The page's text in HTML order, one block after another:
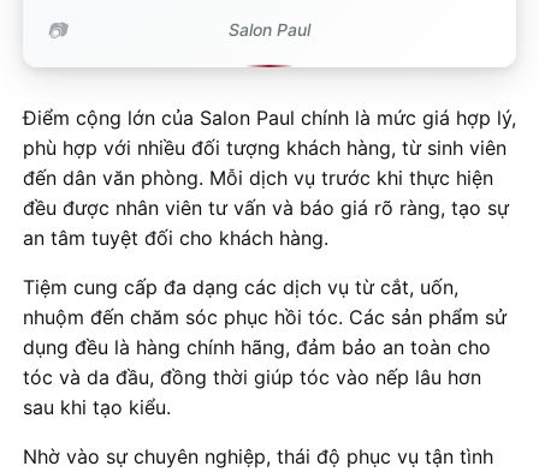
Salon Paul
Điểm cộng lớn của Salon Paul chính là mức giá hợp lý,
phù hợp với nhiều đối tượng khách hàng, từ sinh viên
đến dân văn phòng. Mỗi dịch vụ trước khi thực hiện
đều được nhân viên tư vấn và báo giá rõ ràng, tạo sự
an tâm tuyệt đối cho khách hàng.
Tiệm cung cấp đa dạng các dịch vụ từ cắt, uốn,
nhuộm đến chăm sóc phục hồi tóc. Các sản phẩm sử
dụng đều là hàng chính hãng, đảm bảo an toàn cho
tóc và da đầu, đồng thời giúp tóc vào nếp lâu hơn
sau khi tạo kiểu.
Nhờ vào sự chuyên nghiệp, thái độ phục vụ tận tình